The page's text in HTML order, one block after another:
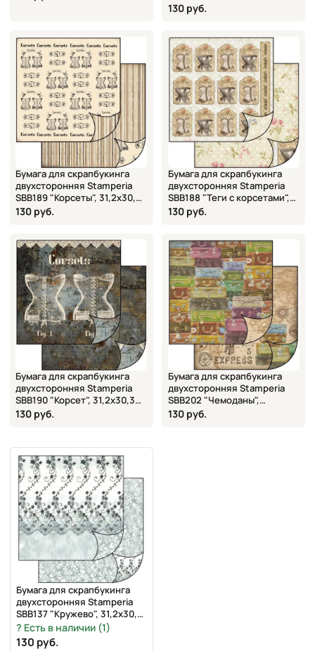
31,2х30,3 см
130 руб.
Бумага для скрапбукинга
двухсторонняя Stamperia
SBB189 "Корсеты", 31,2х30,3
см
130 руб.
Бумага для скрапбукинга
двухсторонняя Stamperia
SBB188 "Теги с корсетами",
31,2х30,3 см
130 руб.
Бумага для скрапбукинга
двухсторонняя Stamperia
SBB190 "Корсет", 31,2х30,3
см
130 руб.
Бумага для скрапбукинга
двухсторонняя Stamperia
SBB202 "Чемоданы",
31,2х30,3 см
130 руб.
Бумага для скрапбукинга
двухсторонняя Stamperia
SBB137 "Кружево", 31,2х30,3
смЕсть в наличии (1)
130 руб.